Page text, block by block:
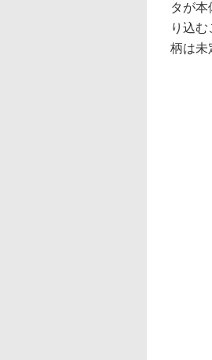
タが
り込
柄は未